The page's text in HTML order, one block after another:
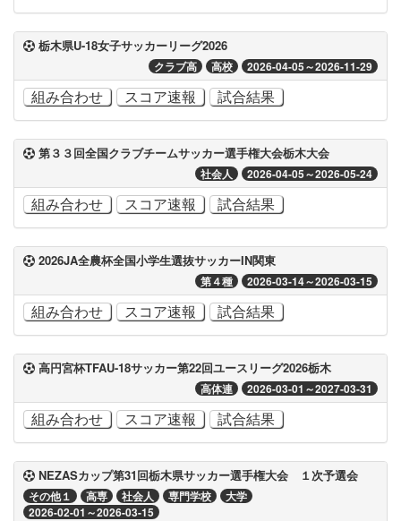
栃木県U-18女子サッカーリーグ2026
クラブ高 高校 2026-04-05～2026-11-29
組み合わせ スコア速報 試合結果
第３３回全国クラブチームサッカー選手権大会栃木大会
社会人 2026-04-05～2026-05-24
組み合わせ スコア速報 試合結果
2026JA全農杯全国小学生選抜サッカーIN関東
第４種 2026-03-14～2026-03-15
組み合わせ スコア速報 試合結果
高円宮杯TFAU-18サッカー第22回ユースリーグ2026栃木
高体連 2026-03-01～2027-03-31
組み合わせ スコア速報 試合結果
NEZASカップ第31回栃木県サッカー選手権大会 １次予選会
その他１ 高専 社会人 専門学校
大学
2026-02-01～2026-03-15